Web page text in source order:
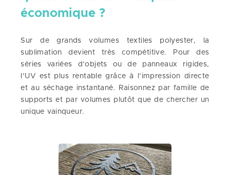
économique ?
Sur de grands volumes textiles polyester, la
sublimation devient très compétitive. Pour des
séries variées d’objets ou de panneaux rigides,
l’UV est plus rentable grâce à l’impression directe
et au séchage instantané. Raisonnez par famille de
supports et par volumes plutôt que de chercher un
unique vainqueur.